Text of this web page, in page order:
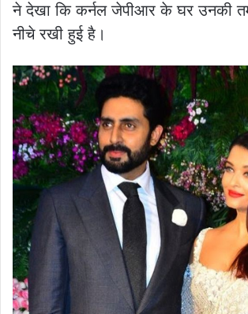
ने देखा कि कर्नल जेपीआर के घर उनकी
नीचे रखी हुई है।